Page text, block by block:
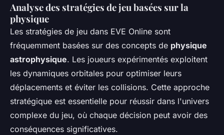
Analyse des stratégies de jeu basées sur la
physique
Les stratégies de jeu dans EVE Online sont
fréquemment basées sur des concepts de physique
astrophysique. Les joueurs expérimentés exploitent
les dynamiques orbitales pour optimiser leurs
déplacements et éviter les collisions. Cette approche
stratégique est essentielle pour réussir dans l'univers
complexe du jeu, où chaque décision peut avoir des
conséquences significatives.